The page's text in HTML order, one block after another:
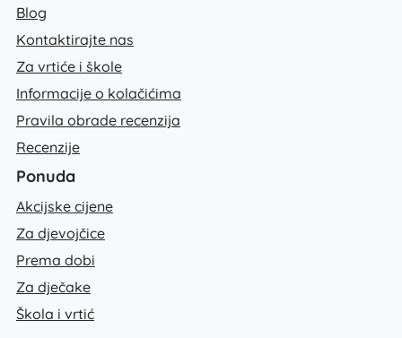
Blog
Kontaktirajte nas
Za vrtiće i škole
Informacije o kolačićima
Pravila obrade recenzija
Recenzije
Ponuda
Akcijske cijene
Za djevojčice
Prema dobi
Za dječake
Škola i vrtić